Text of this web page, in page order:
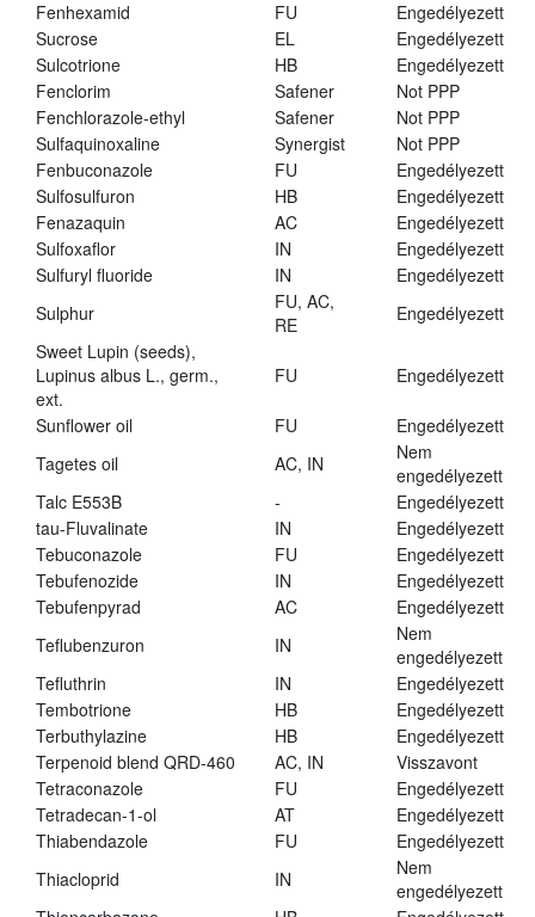
Fenhexamid
FU
Engedélyezett
Sucrose
EL
Engedélyezett
Sulcotrione
HB
Engedélyezett
Fenclorim
Safener
Not PPP
Fenchlorazole-ethyl
Safener
Not PPP
Sulfaquinoxaline
Synergist
Not PPP
Fenbuconazole
FU
Engedélyezett
Sulfosulfuron
HB
Engedélyezett
Fenazaquin
AC
Engedélyezett
Sulfoxaflor
IN
Engedélyezett
Sulfuryl fluoride
IN
Engedélyezett
Sulphur
FU, AC,
RE
Engedélyezett
Sweet Lupin (seeds),
Lupinus albus L., germ.,
ext.
FU Engedélyezett
Sunflower oil FU
Engedélyezett
Tagetes oil
AC, IN
Nem
engedélyezett
Talc E553B
-
Engedélyezett
tau-Fluvalinate
IN
Engedélyezett
Tebuconazole
FU
Engedélyezett
Tebufenozide
IN
Engedélyezett
Tebufenpyrad
AC
Engedélyezett
Teflubenzuron
IN
Nem
engedélyezett
Tefluthrin
IN
Engedélyezett
Tembotrione
HB
Engedélyezett
Terbuthylazine
HB
Engedélyezett
Terpenoid blend QRD-460
AC, IN
Visszavont
Tetraconazole
FU
Engedélyezett
Tetradecan-1-ol
AT
Engedélyezett
Thiabendazole
FU
Engedélyezett
Thiacloprid
IN
Nem
engedélyezett